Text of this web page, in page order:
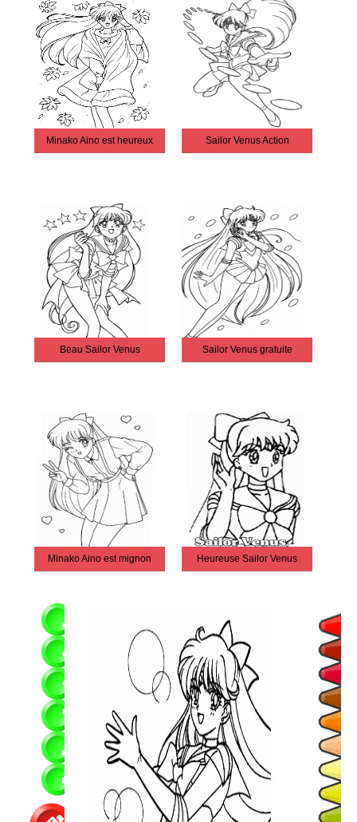
Minako Aino est heureux Sailor Venus Action
Beau Sailor Venus Sailor Venus gratuite
Minako Aino est mignon Heureuse Sailor Venus